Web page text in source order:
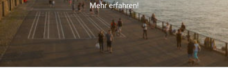
Mehr erfahren!